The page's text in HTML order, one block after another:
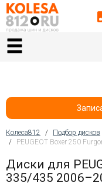
Главная
Автосервис
Услуги
Вы здесь
Колеса812 / Подбор дисков
/
PEUGEOT Boxer 250
Диски для
335/435